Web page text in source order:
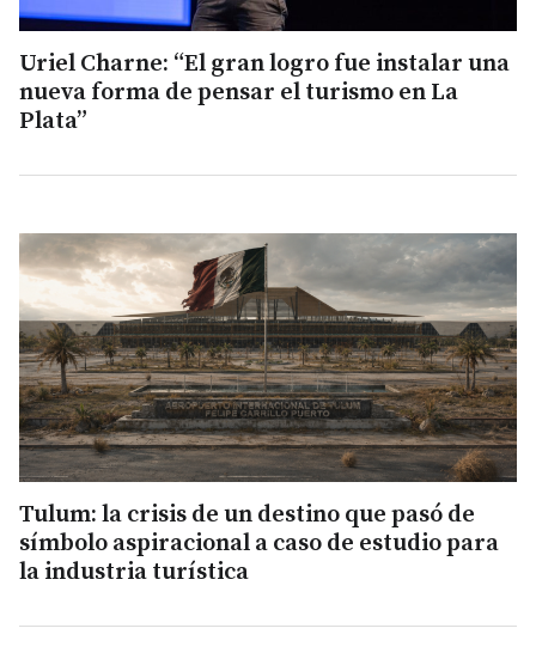
Uriel Charne: “El gran logro fue instalar una
nueva forma de pensar el turismo en La
Plata”
Tulum: la crisis de un destino que pasó de
símbolo aspiracional a caso de estudio para
la industria turística